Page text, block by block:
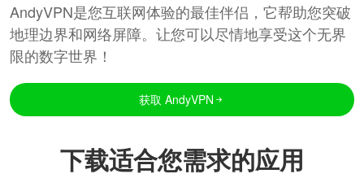
AndyVPN是您互联网体验的最佳伴侣，它帮助您突破
地理边界和网络屏障。让您可以尽情地享受这个无界
限的数字世界！
获取 AndyVPN
下载适合您需求的应用